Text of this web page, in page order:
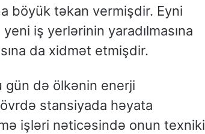
böyük təkan vermişdir. Eyni
iş yerlərinin yaradılmasına
da xidmət etmişdir.
gün də ölkənin enerji
stansiyada həyata
işləri nəticəsində onun texniki